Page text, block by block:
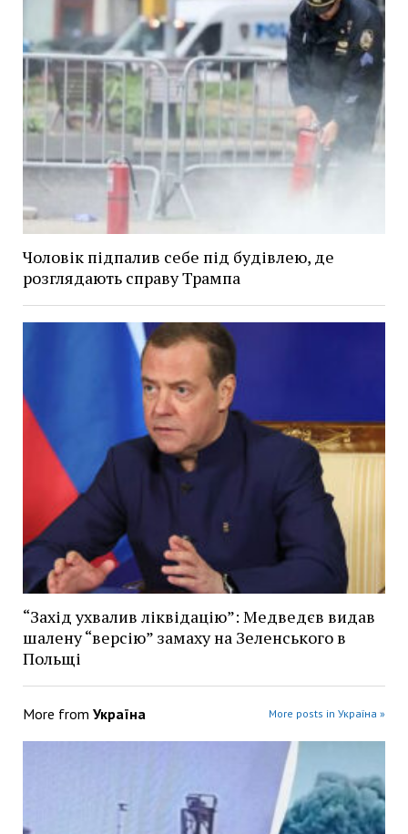
Чоловік підпалив себе під будівлею, де
розглядають справу Трампа
“Захід ухвалив ліквідацію”: Медведєв видав
шалену “версію” замаху на Зеленського в
Польщі
More from Україна More posts in Україна »